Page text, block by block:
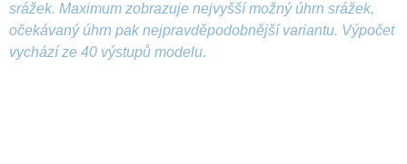
srážek. Maximum zobrazuje nejvyšší možný úhrn srážek,
očekávaný úhrn pak nejpravděpodobnější variantu. Výpočet
vychází ze 40 výstupů modelu.